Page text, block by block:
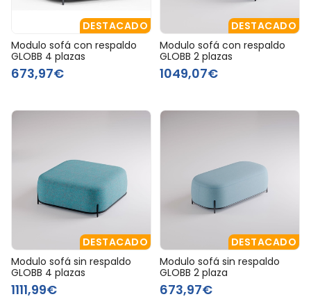
DESTACADO
Modulo sofá con respaldo
GLOBB 4 plazas
673,97€
DESTACADO
Modulo sofá con respaldo
GLOBB 2 plazas
1049,07€
DESTACADO
Modulo sofá sin respaldo
GLOBB 4 plazas
1111,99€
DESTACADO
Modulo sofá sin respaldo
GLOBB 2 plaza
673,97€